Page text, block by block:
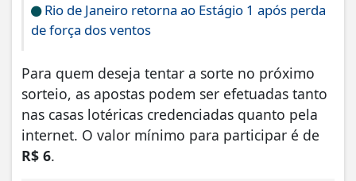
Rio de Janeiro retorna ao Estágio 1 após perda
de força dos ventos
Para quem deseja tentar a sorte no próximo
sorteio, as apostas podem ser efetuadas tanto
nas casas lotéricas credenciadas quanto pela
internet. O valor mínimo para participar é de
R$ 6.